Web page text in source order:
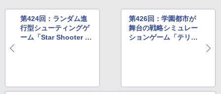
第424回：ランダム進
行型シューティングゲ
ーム「Star Shooter M
第426回：学園都市が
舞台の戦略シミュレー
ションゲーム「テリト